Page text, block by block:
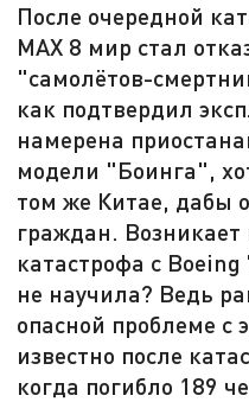
После очередной
MАХ 8 мир стал
"самолётов-
как подтвердил
намерена
модели "Боинга",
том же Китае, дабы
граждан. Возникает
катастрофа с
не научила? Ведь
опасной проблеме с
известно после
когда погибло 189